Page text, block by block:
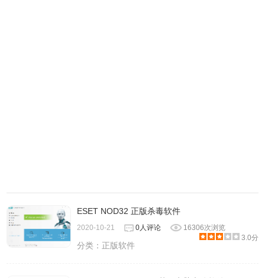
ESET NOD32 正版杀毒软件
2020-10-21 0人评论
16306次浏览
3.0分
分类： 正版软件